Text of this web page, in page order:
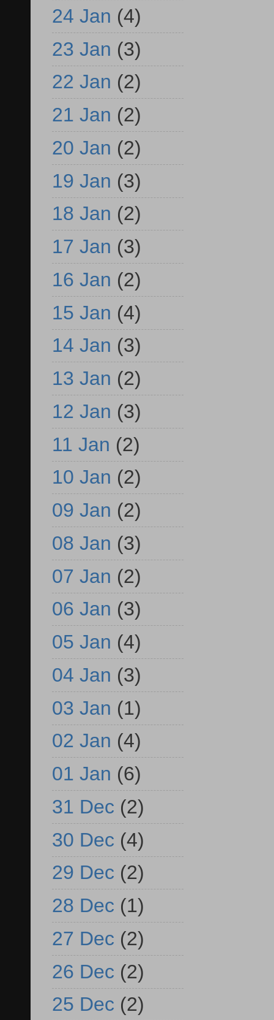
24 Jan (4)
23 Jan (3)
22 Jan (2)
21 Jan (2)
20 Jan (2)
19 Jan (3)
18 Jan (2)
17 Jan (3)
16 Jan (2)
15 Jan (4)
14 Jan (3)
13 Jan (2)
12 Jan (3)
11 Jan (2)
10 Jan (2)
09 Jan (2)
08 Jan (3)
07 Jan (2)
06 Jan (3)
05 Jan (4)
04 Jan (3)
03 Jan (1)
02 Jan (4)
01 Jan (6)
31 Dec (2)
30 Dec (4)
29 Dec (2)
28 Dec (1)
27 Dec (2)
26 Dec (2)
25 Dec (2)